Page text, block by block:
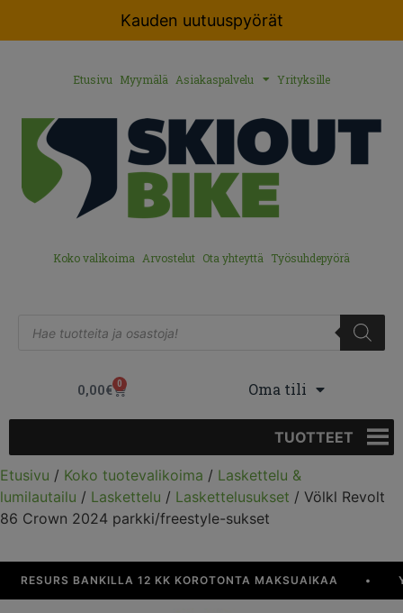
Kauden uutuuspyörät
Etusivu Myymälä Asiakaspalvelu Yrityksille
Koko valikoima Arvostelut Ota yhteyttä Työsuhdepyörä
0,00€ 0 Oma tili
TUOTTEET
Etusivu / Koko tuotevalikoima / Laskettelu &
lumilautailu / Laskettelu / Laskettelusukset / Völkl Revolt
86 Crown 2024 parkki/freestyle-sukset
RESURS BANKILLA 12 KK KOROTONTA MAKSUAIKAA